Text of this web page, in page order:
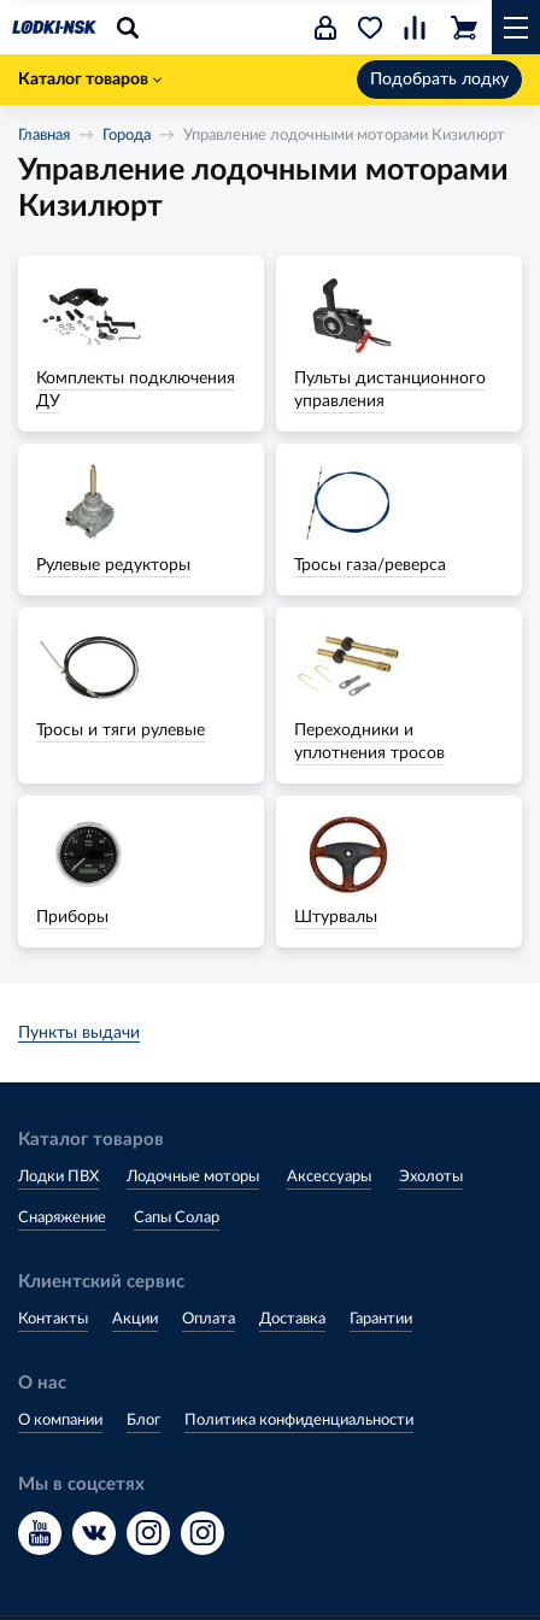
Каталог товаров Подобрать лодку
Главная Города Управление лодочными моторами Кизилюрт
Управление лодочными моторами
Кизилюрт
Комплекты подключения
ДУ
Пульты дистанционного
управления
Рулевые редукторы Тросы газа/реверса
Тросы и тяги рулевые
Переходники и
уплотнения тросов
Приборы Штурвалы
Пункты выдачи
Каталог товаров
Лодки ПВХ Лодочные моторы Аксессуары Эхолоты
Снаряжение Сапы Солар
Клиентский сервис
Контакты Акции Оплата Доставка Гарантии
О нас
О компании Блог Политика конфиденциальности
Мы в соцсетях